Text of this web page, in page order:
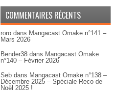
COMMENTAIRES RÉCENTS
roro dans Mangacast Omake n°141 –
Mars 2026
Bender38 dans Mangacast Omake
n°140 – Février 2026
Seb dans Mangacast Omake n°138 –
Décembre 2025 – Spéciale Reco de
Noël 2025 !